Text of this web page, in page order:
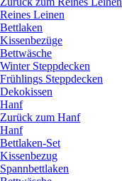
Reines Leinen
Bettlaken
Kissenbezüge
Bettwäsche
Winter Steppdecken
Frühlings Steppdecken
Dekokissen
Hanf
Zurück zum Hanf
Hanf
Bettlaken-Set
Kissenbezug
Spannbettlaken